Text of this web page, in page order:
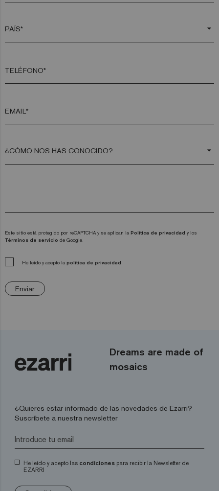
arrow_drop_down
TELÉFONO*
EMAIL*
arrow_drop_down
Este sitio está protegido por reCAPTCHA y se aplican la Política de privacidad y los
Términos de servicio de Google.
He leído y acepto la política de privacidad
Enviar
Dreams are made of
mosaics
¿Quieres estar informado de las novedades de Ezarri?
Suscríbete a nuestra newsletter
He leído y acepto las condiciones para recibir la Newsletter de
EZARRI